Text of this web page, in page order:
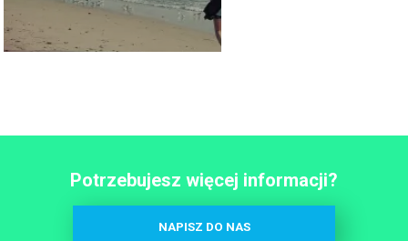
Potrzebujesz więcej informacji?
NAPISZ DO NAS